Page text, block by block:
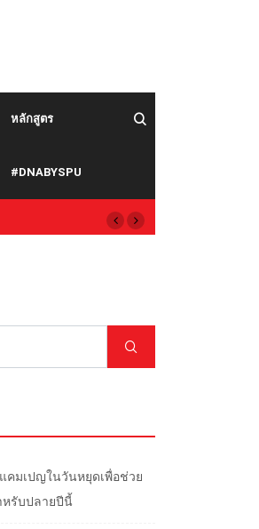
หลักสูตร
#DNABYSPU
คมเปญในวันหยุดเพื่อช่วย
หรับปลายปีนี้